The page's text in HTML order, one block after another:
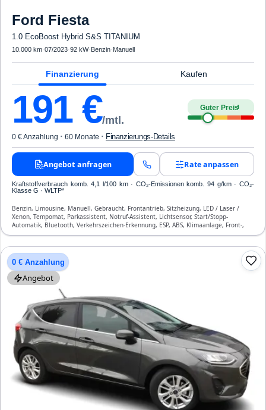
Ford Fiesta
1.0 EcoBoost Hybrid S&S TITANIUM
10.000 km·07/2023·92 kW· Benzin· Manuell
Finanzierung Kaufen
191€/mtl.
Guter Preis4
0 € Anzahlung · 60 Monate · Finanzierungs-Details
Angebot anfragen Rate anpassen
Kraftstoffverbrauch komb. 4,1 l/100 km · CO₂-Emissionen komb. 94 g/km · CO₂-
Klasse G · WLTP*
Benzin, Limousine, Manuell, Gebraucht, Frontantrieb, Sitzheizung, LED / Laser /
Xenon, Tempomat, Parkassistent, Notruf-Assistent, Lichtsensor, Start/Stopp-
Automatik, Bluetooth, Verkehrszeichen-Erkennung, ESP, ABS, Klimaanlage, Front-,
Seiten- und weitere Airbags
0 € Anzahlung
Angebot